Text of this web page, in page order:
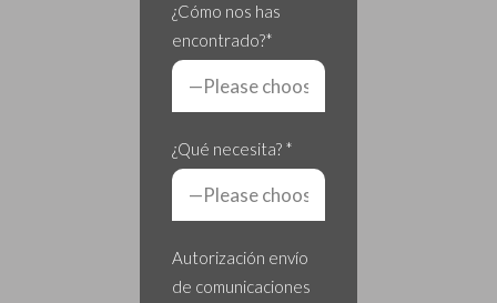
¿Cómo nos has
encontrado?*
¿Qué necesita? *
Autorización envío
de comunicaciones